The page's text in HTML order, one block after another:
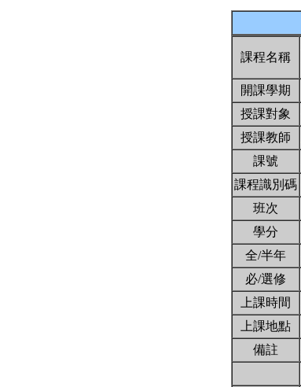
課程名稱
開課學期
授課對象
授課教師
課號
課程識別碼
班次
學分
全/半年
必/選修
上課時間
上課地點
備註